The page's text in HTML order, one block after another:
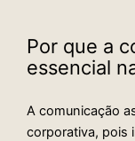
Por que a
essencial
A comunicação
corporativa, pois